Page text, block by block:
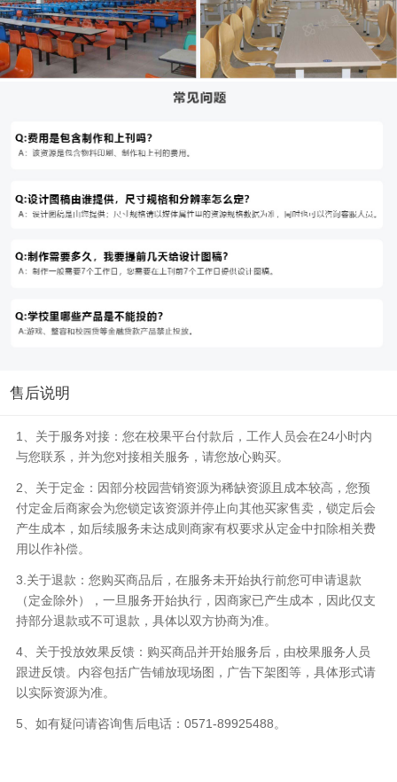
售后说明
1、关于服务对接：您在校果平台付款后，工作人员会在24小时内
与您联系，并为您对接相关服务，请您放心购买。
2、关于定金：因部分校园营销资源为稀缺资源且成本较高，您预
付定金后商家会为您锁定该资源并停止向其他买家售卖，锁定后会
产生成本，如后续服务未达成则商家有权要求从定金中扣除相关费
用以作补偿。
3.关于退款：您购买商品后，在服务未开始执行前您可申请退款
（定金除外），一旦服务开始执行，因商家已产生成本，因此仅支
持部分退款或不可退款，具体以双方协商为准。
4、关于投放效果反馈：购买商品并开始服务后，由校果服务人员
跟进反馈。内容包括广告铺放现场图，广告下架图等，具体形式请
以实际资源为准。
5、如有疑问请咨询售后电话：0571-89925488。